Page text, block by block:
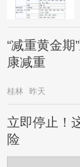
“减重黄金
康减重
桂林 昨天
立即停止！
险